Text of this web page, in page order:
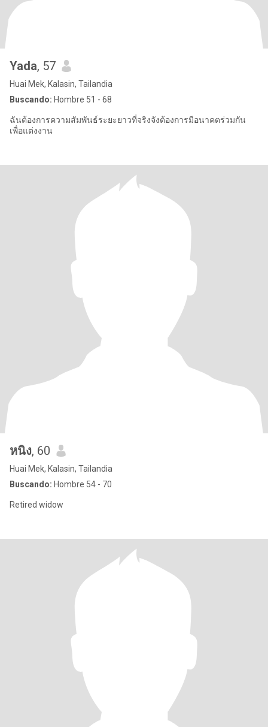
Yada, 57
Huai Mek, Kalasin, Tailandia
Buscando: Hombre 51 - 68
ฉันต้องการความสัมพันธ์ระยะยาวที่จริงจังต้องการมีอนาคตร่วมกัน
เพื่อแต่งงาน
หนิง, 60
Huai Mek, Kalasin, Tailandia
Buscando: Hombre 54 - 70
Retired widow